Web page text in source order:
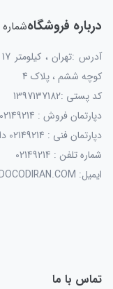
درباره فروشگاهشماره
کوچه ششم ، پلاک 4
کد پستی :1397137182
دپارتمان فروش : 02149214 داخلی 106
دپارتمان فنی : 02149214 داخلی 301
شماره تلفن : 02149214
ایمیل: INFO@DOCODIRAN.COM
تماس با ما